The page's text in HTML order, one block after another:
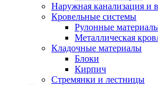
Наружная канализация и
Кровельные системы
Рулонные
Металлическая
Кладочные материалы
Блоки
Кирпич
Стремянки и лестницы